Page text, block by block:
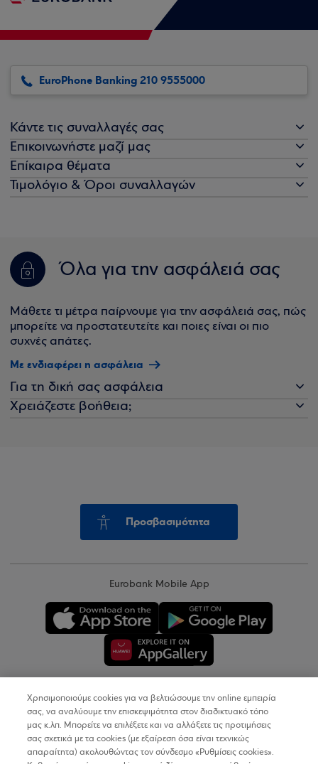
EuroPhone Banking 210 9555000
Κάντε τις συναλλαγές σας
Επικοινωνήστε μαζί μας
Επίκαιρα θέματα
Τιμολόγιο & Όροι συναλλαγών
Όλα για την ασφάλειά σας
Μάθετε τι μέτρα παίρνουμε για την ασφάλειά σας, πώς
μπορείτε να προστατευτείτε και ποιες είναι οι πιο
συχνές απάτες.
Με ενδιαφέρει η ασφάλεια
Για τη δική σας ασφάλεια
Χρειάζεστε βοήθεια;
Προσβασιμότητα
Eurobank Mobile App
Copyright © 2026
Όροι Χρήσης
Χρησιμοποιούμε cookies για να βελτιώσουμε την online εμπειρία
σας, να αναλύουμε την επισκεψιμότητα στον διαδικτυακό τόπο
μας κ.λπ. Μπορείτε να επιλέξετε και να αλλάξετε τις προτιμήσεις
σας σχετικά με τα cookies (με εξαίρεση όσα είναι τεχνικώς
απαραίτητα) ακολουθώντας τον σύνδεσμο «Ρυθμίσεις cookies».